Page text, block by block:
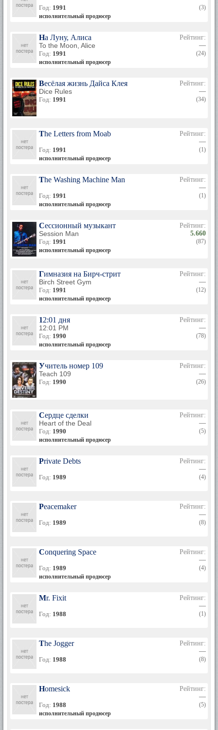
Год: 1991
исполнительный продюсер
(3)
На Луну, Алиса
To the Moon, Alice
Год: 1991
исполнительный продюсер
Рейтинг:
—
(24)
Весёлая жизнь Дайса Клея
Dice Rules
Год: 1991
Рейтинг:
—
(34)
The Letters from Moab
Год: 1991
исполнительный продюсер
Рейтинг:
—
(1)
The Washing Machine Man
Год: 1991
исполнительный продюсер
Рейтинг:
—
(1)
Сессионный музыкант
Session Man
Год: 1991
исполнительный продюсер
Рейтинг:
5.660
(87)
Гимназия на Бирч-стрит
Birch Street Gym
Год: 1991
исполнительный продюсер
Рейтинг:
—
(12)
12:01 дня
12:01 PM
Год: 1990
исполнительный продюсер
Рейтинг:
—
(78)
Учитель номер 109
Teach 109
Год: 1990
Рейтинг:
—
(26)
Сердце сделки
Heart of the Deal
Год: 1990
исполнительный продюсер
Рейтинг:
—
(5)
Private Debts
Год: 1989
Рейтинг:
—
(4)
Peacemaker
Год: 1989
Рейтинг:
—
(8)
Conquering Space
Год: 1989
исполнительный продюсер
Рейтинг:
—
(4)
Mr. Fixit
Год: 1988
Рейтинг:
—
(1)
The Jogger
Год: 1988
Рейтинг:
—
(8)
Homesick
Год: 1988
исполнительный продюсер
Рейтинг:
—
(5)